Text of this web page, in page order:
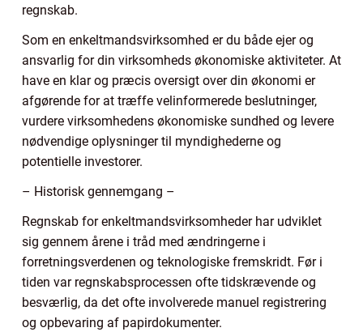
regnskab.
Som en enkeltmandsvirksomhed er du både ejer og
ansvarlig for din virksomheds økonomiske aktiviteter. At
have en klar og præcis oversigt over din økonomi er
afgørende for at træffe velinformerede beslutninger,
vurdere virksomhedens økonomiske sundhed og levere
nødvendige oplysninger til myndighederne og
potentielle investorer.
– Historisk gennemgang –
Regnskab for enkeltmandsvirksomheder har udviklet
sig gennem årene i tråd med ændringerne i
forretningsverdenen og teknologiske fremskridt. Før i
tiden var regnskabsprocessen ofte tidskrævende og
besværlig, da det ofte involverede manuel registrering
og opbevaring af papirdokumenter.